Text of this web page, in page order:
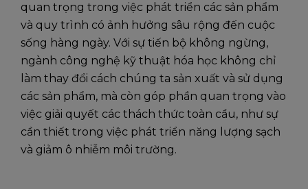
quan trọng trong việc phát triển các sản phẩm
và quy trình có ảnh hưởng sâu rộng đến cuộc
sống hàng ngày. Với sự tiến bộ không ngừng,
ngành công nghệ kỹ thuật hóa học không chỉ
làm thay đổi cách chúng ta sản xuất và sử dụng
các sản phẩm, mà còn góp phần quan trọng vào
việc giải quyết các thách thức toàn cầu, như sự
cần thiết trong việc phát triển năng lượng sạch
và giảm ô nhiễm môi trường.